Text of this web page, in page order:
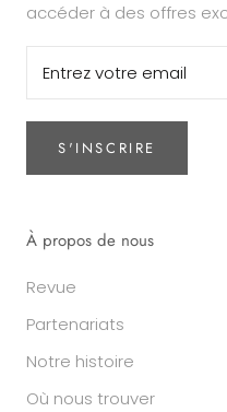
accéder à des offres
S'INSCRIRE
À propos de nous
Revue
Partenariats
Notre histoire
Où nous trouver